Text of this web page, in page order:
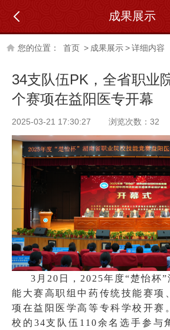
成果展示
您的位置： 首页 > 成果展示>详细内容
34支队伍PK，全省职业
个赛项在益阳医专开幕
2025-03-21 17:30:27 浏览次数： 32
3月20日，2025年度“楚怡杯
能大赛高职组中药传统技能赛项
项在益阳医学高等专科学校开赛
校的34支队伍110余名选手参与